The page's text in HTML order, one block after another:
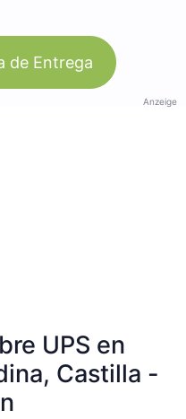
de Entrega
Anzeige
UPS en
Castilla -